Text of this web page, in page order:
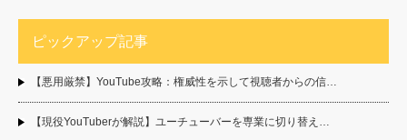
ピックアップ記事
【悪用厳禁】YouTube攻略：権威性を示して視聴者からの信…
【現役YouTuberが解説】ユーチューバーを専業に切り替え…